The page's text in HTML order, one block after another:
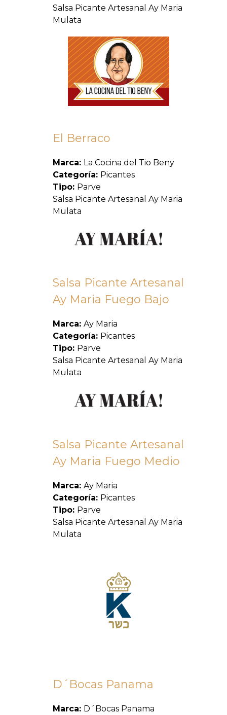
Salsa Picante Artesanal Ay Maria
Mulata
El Berraco
Marca: La Cocina del Tio Beny
Categoría: Picantes
Tipo: Parve
Salsa Picante Artesanal Ay Maria
Mulata
Salsa Picante Artesanal
Ay Maria Fuego Bajo
Marca: Ay Maria
Categoría: Picantes
Tipo: Parve
Salsa Picante Artesanal Ay Maria
Mulata
Salsa Picante Artesanal
Ay Maria Fuego Medio
Marca: Ay Maria
Categoría: Picantes
Tipo: Parve
Salsa Picante Artesanal Ay Maria
Mulata
D´Bocas Panama
Marca: D´Bocas Panama